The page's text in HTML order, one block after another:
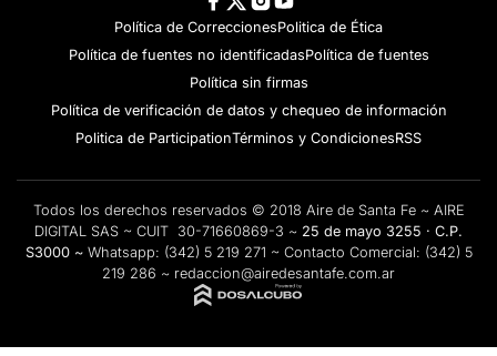
Política de CorreccionesPolitica de Ética
Política de fuentes no identificadasPolítica de fuentes
Política sin firmas
Política de verificación de datos y chequeo de información
Politica de ParticipationTérminos y CondicionesRSS
Todos los derechos reservados © 2018 Aire de Santa Fe ~ AIRE
DIGITAL SAS ~ CUIT 30-71660869-3 ~ 25 de mayo 3255 · C.P.
S3000 ~ Whatsapp: (342) 5 219 271 ~ Contacto Comercial: (342) 5
219 286 ~ redaccion@airedesantafe.com.ar